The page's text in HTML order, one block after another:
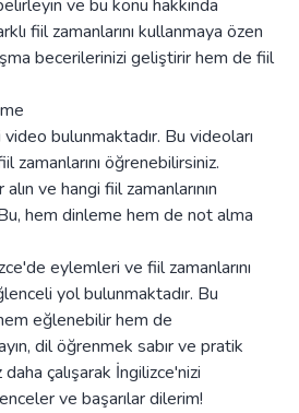
ve bu konu hakkında
fiil zamanlarını kullanmaya özen
becerilerinizi geliştirir hem de fiil
bulunmaktadır. Bu videoları
öğrenebilirsiniz.
ve hangi fiil zamanlarının
Bu, hem dinleme hem de not alma
eylemleri ve fiil zamanlarını
yol bulunmaktadır. Bu
eğlenebilir hem de
dil öğrenmek sabır ve pratik
çalışarak İngilizce'nizi
ve başarılar dilerim!